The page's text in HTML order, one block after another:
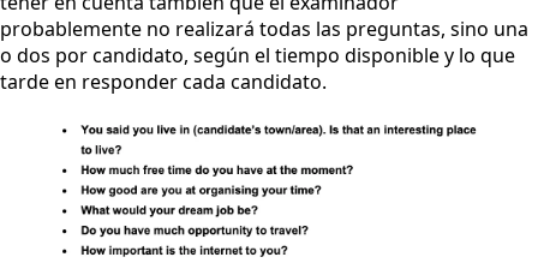
probablemente no realizará todas las preguntas, sino una
o dos por candidato, según el tiempo disponible y lo que
tarde en responder cada candidato.